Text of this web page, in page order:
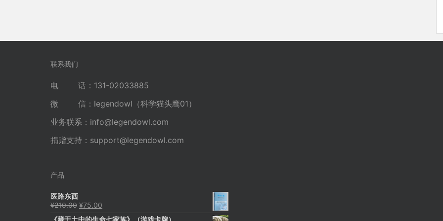
联系我们
电 话：131-02033885
微 信：legendowl（科学猫头鹰01）
业务联系： info@legendowl.com
捐赠支持： support@legendowl.com
产品
医路东西
¥210.00 原
¥75.00